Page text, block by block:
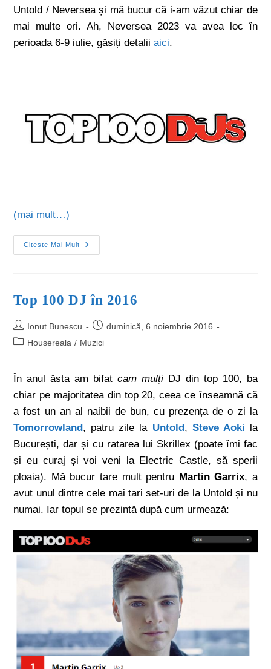
Untold / Neversea și mă bucur că i-am văzut chiar de
mai multe ori. Ah, Neversea 2023 va avea loc în
perioada 6-9 iulie, găsiți detaliiaici.
(mai mult…)
Citește Mai Mult
Top 100 DJ în 2016
Ionut Bunescu
duminică, 6 noiembrie 2016
Housereala / Muzici
În anul ăsta am bifatcam mulțiDJ din top 100, ba
chiar pe majoritatea din top 20, ceea ce înseamnă că
a fost un an al naibii de bun, cu prezența de o zi la
Tomorrowland, patru zile la Untold, Steve Aoki la
București, dar și cu ratarea lui Skrillex (poate îmi fac
și eu curaj și voi veni la Electric Castle, să sperii
ploaia). Mă bucur tare mult pentru Martin Garrix, a
avut unul dintre cele mai tari set-uri de la Untold și nu
numai. Iar topul se prezintă după cum urmează: